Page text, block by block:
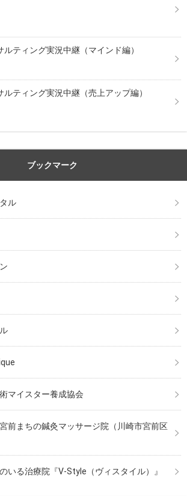
ルティング実況中継（マインド編）
ルティング実況中継（売上アップ編）
ブックマーク
ル
マイスター養成協会
前まちの鍼灸マッサージ院（川崎市宮前区
いる治療院『V-Style（ヴィスタイル）』